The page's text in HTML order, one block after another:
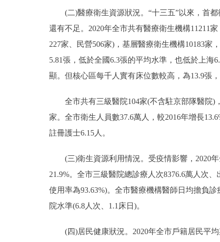
(二)醫療衛生資源狀況。“十三五”以來，首都
還有不足。2020年全市共有醫療衛生機構11211
227家、民營506家)，基層醫療衛生機構10183
5.81張，低於全國6.3張的平均水準，也低於上海
顯。但核心區每千人實有床位數較高，為13.9張
全市共有三級醫院104家(不含駐京部隊醫院)
家。全市衛生人員數37.6萬人，較2016年增長
註冊護士6.15人。
(三)衛生資源利用情況。受疫情影響，2020年
21.9%。全市三級醫院總診療人次8376.6萬人次
使用率為93.63%)。全市醫療機構醫師日均擔負
院水準(6.8人次、1.1床日)。
(四)居民健康狀況。2020年全市戶籍居民平均